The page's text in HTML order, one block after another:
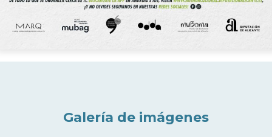
Galería de imágenes